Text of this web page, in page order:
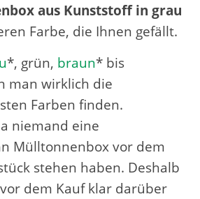
aus Kunststoff in grau
Farbe, die Ihnen gefällt.
*, grün, braun* bis
man wirklich die
Farben finden.
niemand eine
Mülltonnenbox vor dem
stehen haben. Deshalb
dem Kauf klar darüber